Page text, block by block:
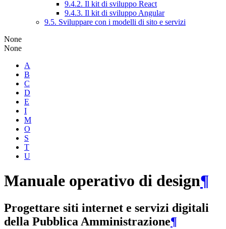
9.4.2. Il kit di sviluppo React
9.4.3. Il kit di sviluppo Angular
9.5. Sviluppare con i modelli di sito e servizi
None
None
A
B
C
D
E
I
M
O
S
T
U
Manuale operativo di design¶
Progettare siti internet e servizi digitali
della Pubblica Amministrazione¶